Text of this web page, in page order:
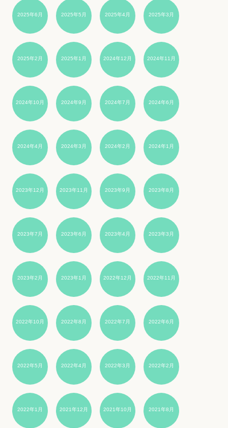
2025年6月 2025年5月 2025年4月 2025年3月
2025年2月 2025年1月 2024年12月 2024年11月
2024年10月 2024年9月 2024年7月 2024年6月
2024年4月 2024年3月 2024年2月 2024年1月
2023年12月 2023年11月 2023年9月 2023年8月
2023年7月 2023年6月 2023年4月 2023年3月
2023年2月 2023年1月 2022年12月 2022年11月
2022年10月 2022年8月 2022年7月 2022年6月
2022年5月 2022年4月 2022年3月 2022年2月
2022年1月 2021年12月 2021年10月 2021年8月